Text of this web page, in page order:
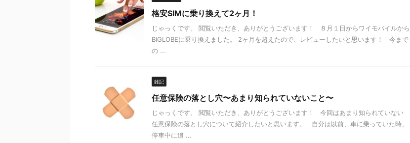
格安SIMに乗り換えて2ヶ月！
じゃっくです。 閲覧いただき、ありがとうございます！ ８月１日からワイモバイルから
BIGLOBEに乗り換えました。 2ヶ月を超えたので、レビューしたいと思います！ 今まで
の ...
雑記
任意保険の落とし穴〜あまり知られていないこと〜
じゃっくです。 閲覧いただき、ありがとうございます！ 今回はあまり知られていない
任意保険の落とし穴について紹介したいと思います。 自分は以前、車に乗っていた時、
停車中に追 ...